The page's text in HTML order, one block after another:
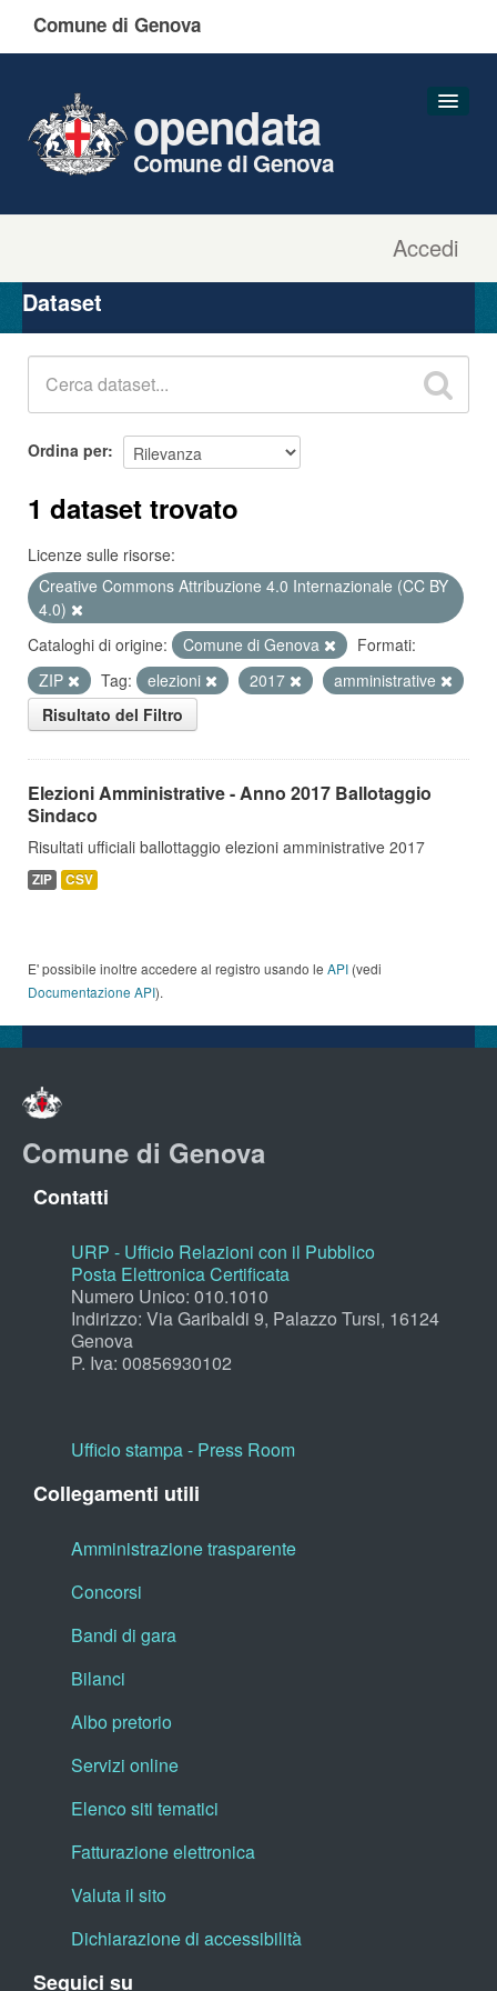
Comune di Genova
Accedi
opendata
Comune di Genova
Organizzazioni
Gruppi
Dataset
Ordina per
1 dataset trovato
Licenze sulle risorse:
Creative Commons Attribuzione 4.0 Internazionale (CC BY
4.0)
Cataloghi di origine:
Comune di Genova
Formati:
ZIP
Tag: elezioni 2017
amministrative
Risultato del Filtro
Elezioni Amministrative - Anno 2017 Ballotaggio
Sindaco
Risultati ufficiali ballottaggio elezioni amministrative 2017
ZIP CSV
E' possibile inoltre accedere al registro usando le API (vedi
Documentazione API).
Comune di Genova
Contatti
URP - Ufficio Relazioni con il Pubblico
Posta Elettronica Certificata
Numero Unico: 010.1010
Indirizzo: Via Garibaldi 9, Palazzo Tursi, 16124
Genova
P. Iva: 00856930102
Ufficio stampa - Press Room
Collegamenti utili
Amministrazione trasparente
Concorsi
Bandi di gara
Bilanci
Albo pretorio
Servizi online
Elenco siti tematici
Fatturazione elettronica
Valuta il sito
Dichiarazione di accessibilità
Seguici su